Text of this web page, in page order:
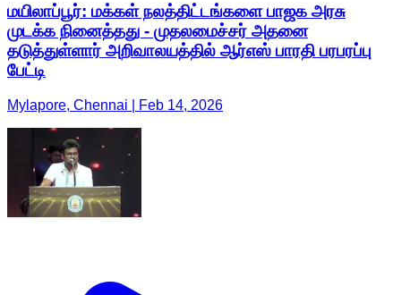
மயிலாப்பூர்: மக்கள் நலத்திட்டங்களை பாஜக அரசு
முடக்க நினைத்தது - முதலமைச்சர் அதனை
தடுத்துள்ளார் அறிவாலயத்தில் ஆர்எஸ் பாரதி பரபரப்பு
பேட்டி
Mylapore, Chennai | Feb 14, 2026